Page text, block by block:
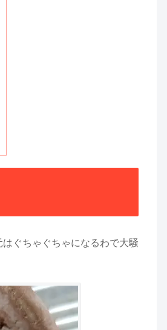
ぐちゃぐちゃになるわで大騒